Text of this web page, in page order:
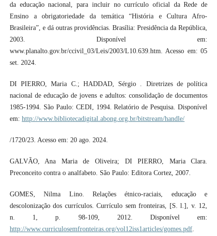
da educação nacional, para incluir no currículo oficial da Rede de
Ensino a obrigatoriedade da temática “História e Cultura Afro-
Brasileira”, e dá outras providências. Brasília: Presidência da República,
2003. Disponível em:
www.planalto.gov.br/ccivil_03/Leis/2003/L10.639.htm. Acesso em: 05
set. 2024.
DI PIERRO, Maria C.; HADDAD, Sérgio . Diretrizes de política
nacional de educação de jovens e adultos: consolidação de documentos
1985-1994. São Paulo: CEDI, 1994. Relatório de Pesquisa. Disponível
em: http://www.bibliotecadigital.abong.org.br/bitstream/handle/
/1720/23. Acesso em: 20 ago. 2024.
GALVÃO, Ana Maria de Oliveira; DI PIERRO, Maria Clara.
Preconceito contra o analfabeto. São Paulo: Editora Cortez, 2007.
GOMES, Nilma Lino. Relações étnico-raciais, educação e
descolonização dos currículos. Currículo sem fronteiras, [S. l.], v. 12,
n. 1, p. 98-109, 2012. Disponível em:
http://www.curriculosemfronteiras.org/vol12iss1articles/gomes.pdf.